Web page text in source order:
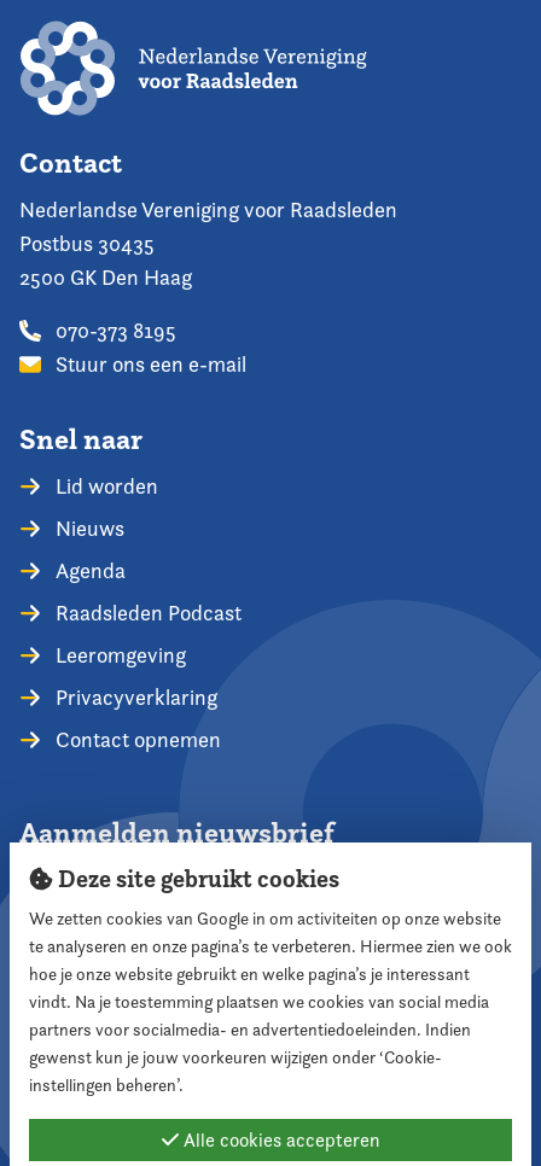
Contact
Nederlandse Vereniging voor Raadsleden
Postbus 30435
2500 GK Den Haag
070-373 8195
Stuur ons een e-mail
Snel naar
Lid worden
Nieuws
Agenda
Raadsleden Podcast
Leeromgeving
Privacyverklaring
Contact opnemen
Aanmelden nieuwsbrief
Aanmelden
Volg ons
Deze site gebruikt cookies
We zetten cookies van Google in om activiteiten op onze website
te analyseren en onze pagina’s te verbeteren. Hiermee zien we ook
hoe je onze website gebruikt en welke pagina’s je interessant
vindt. Na je toestemming plaatsen we cookies van social media
partners voor socialmedia- en advertentiedoeleinden. Indien
gewenst kun je jouw voorkeuren wijzigen onder ‘Cookie-
instellingen beheren’.
Alle cookies accepteren